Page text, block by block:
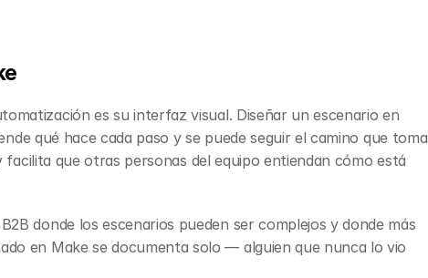
es su interfaz visual. Diseñar un escenario en
qué hace cada paso y se puede seguir el camino que toma
que otras personas del equipo entiendan cómo está
donde los escenarios pueden ser complejos y donde más
en Make se documenta solo — alguien que nunca lo vio